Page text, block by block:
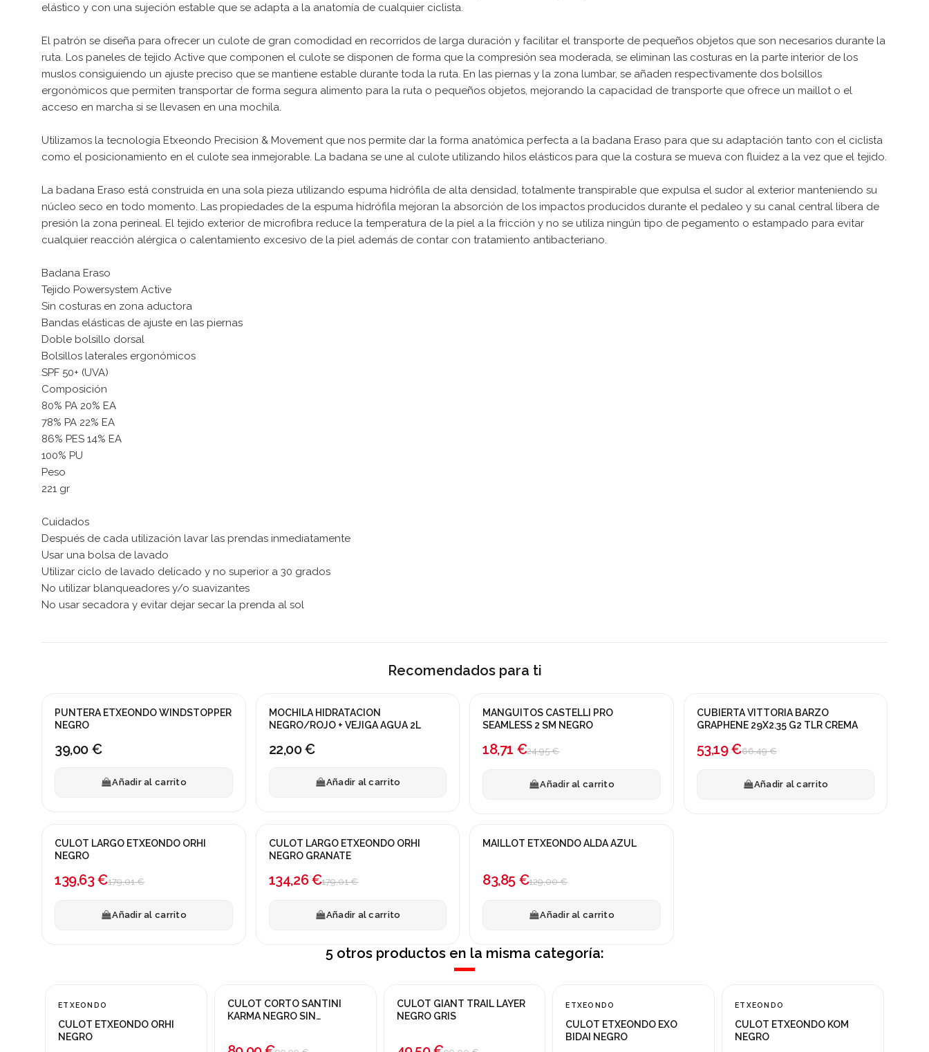
elástico y con una sujeción estable que se adapta a la anatomía de cualquier ciclista.
El patrón se diseña para ofrecer un culote de gran comodidad en recorridos de larga duración y facilitar el transporte de pequeños objetos que son necesarios durante la
ruta. Los paneles de tejido Active que componen el culote se disponen de forma que la compresión sea moderada, se eliminan las costuras en la parte interior de los
muslos consiguiendo un ajuste preciso que se mantiene estable durante toda la ruta. En las piernas y la zona lumbar, se añaden respectivamente dos bolsillos
ergonómicos que permiten transportar de forma segura alimento para la ruta o pequeños objetos, mejorando la capacidad de transporte que ofrece un maillot o el
acceso en marcha si se llevasen en una mochila.
Utilizamos la tecnología Etxeondo Precision & Movement que nos permite dar la forma anatómica perfecta a la badana Eraso para que su adaptación tanto con el ciclista
como el posicionamiento en el culote sea inmejorable. La badana se une al culote utilizando hilos elásticos para que la costura se mueva con fluidez a la vez que el tejido.
La badana Eraso está construida en una sola pieza utilizando espuma hidrófila de alta densidad, totalmente transpirable que expulsa el sudor al exterior manteniendo su
núcleo seco en todo momento. Las propiedades de la espuma hidrófila mejoran la absorción de los impactos producidos durante el pedaleo y su canal central libera de
presión la zona perineal. El tejido exterior de microfibra reduce la temperatura de la piel a la fricción y no se utiliza ningún tipo de pegamento o estampado para evitar
cualquier reacción alérgica o calentamiento excesivo de la piel además de contar con tratamiento antibacteriano.
Badana Eraso
Tejido Powersystem Active
Sin costuras en zona aductora
Bandas elásticas de ajuste en las piernas
Doble bolsillo dorsal
Bolsillos laterales ergonómicos
SPF 50+ (UVA)
Composición
80% PA 20% EA
78% PA 22% EA
86% PES 14% EA
100% PU
Peso
221 gr
Cuidados
Después de cada utilización lavar las prendas inmediatamente
Usar una bolsa de lavado
Utilizar ciclo de lavado delicado y no superior a 30 grados
No utilizar blanqueadores y/o suavizantes
No usar secadora y evitar dejar secar la prenda al sol
Recomendados para ti
PUNTERA ETXEONDO WINDSTOPPER
NEGRO
39,00 €
Añadir al carrito
MOCHILA HIDRATACION
NEGRO/ROJO + VEJIGA AGUA 2L
22,00 €
Añadir al carrito
¡En oferta!
MANGUITOS CASTELLI PRO
SEAMLESS 2 SM NEGRO
18,71 €24,95 €
Añadir al carrito
¡En oferta!
CUBIERTA VITTORIA BARZO
GRAPHENE 29X2.35 G2 TLR CREMA
53,19 €66,49 €
Añadir al carrito
¡En oferta!
CULOT LARGO ETXEONDO ORHI
NEGRO
139,63 €179,01 €
Añadir al carrito
¡En oferta!
CULOT LARGO ETXEONDO ORHI
NEGRO GRANATE
134,26 €179,01 €
Añadir al carrito
¡En oferta!
MAILLOT ETXEONDO ALDA AZUL
83,85 €129,00 €
Añadir al carrito
5 otros productos en la misma categoría:
¡En oferta!
-30%
ETXEONDO
CULOT ETXEONDO ORHI
NEGRO
¡En oferta!
CULOT CORTO SANTINI
KARMA NEGRO SIN
¡En oferta!
CULOT GIANT TRAIL LAYER
NEGRO GRIS
¡En oferta!
-25%
ETXEONDO
CULOT ETXEONDO EXO
BIDAI NEGRO
¡En oferta!
-50%
ETXEONDO
CULOT ETXEONDO KOM
NEGRO